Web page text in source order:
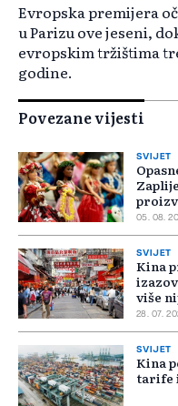
Evropska premijera
u Parizu ove jeseni,
evropskim tržištima
godine.
Povezane vijesti
SVIJET
05. 08.
SVIJET
Kina
više
28. 07.
SVIJET
Kina
tarife